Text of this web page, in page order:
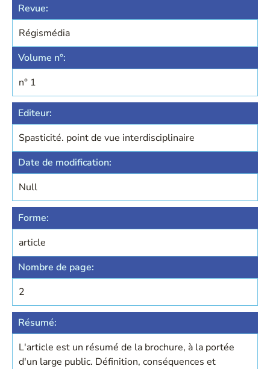
Revue:
Régismédia
Volume n°:
n° 1
Editeur:
Spasticité. point de vue interdisciplinaire
Date de modification:
Null
Forme:
article
Nombre de page:
2
Résumé:
L'article est un résumé de la brochure, à la portée
d'un large public. Définition, conséquences et